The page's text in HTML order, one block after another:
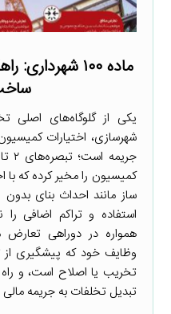
ماده ۱۰۰
یکی از گلوگاه‌های اصلی
کمیسیون را مخیر کرده که
ساز مانند احداث بنای بدون
استفاده و تراکم اضافی را
همواره در دوراهی تعارض
وظایف خود که پیشگیری
تخریب یا اصلاح است، و
تبدیل تخلفات به جریمه مالی